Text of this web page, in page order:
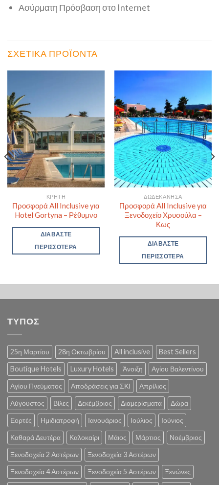
Ασύρματη Πρόσβαση στο Internet
ΣΧΕΤΙΚΆ ΠΡΟΪΌΝΤΑ
ΚΡΉΤΗ
Προσφορά All Inclusive για
Hotel Gortyna – Ρέθυμνο
ΔΙΑΒΆΣΤΕ
ΠΕΡΙΣΣΌΤΕΡΑ
ΔΩΔΕΚΆΝΗΣΑ
Προσφορά All Inclusive για
Ξενοδοχείο Χρυσούλα –
Κως
ΔΙΑΒΆΣΤΕ
ΠΕΡΙΣΣΌΤΕΡΑ
ΤΥΠΟΣ
25η Μαρτίου 28η Οκτωβρίου All inclusive Best Sellers
Boutique Hotels Luxury Hotels Άνοιξη Αγίου Βαλεντίνου
Αγίου Πνεύματος Αποδράσεις για ΣΚΙ Απρίλιος
Αύγουστος Βίλες Δεκέμβριος Διαμερίσματα Δώρα
Εορτές Ημιδιατροφή Ιανουάριος Ιούλιος Ιούνιος
Καθαρά Δευτέρα Καλοκαίρι Μάιος Μάρτιος Νοέμβριος
Ξενοδοχεία 2 Αστέρων Ξενοδοχεία 3 Αστέρων
Ξενοδοχεία 4 Αστέρων Ξενοδοχεία 5 Αστέρων Ξενώνες